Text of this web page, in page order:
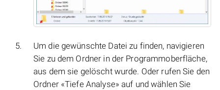
Um die gewünschte Datei zu finden, navigieren
Sie zu dem Ordner in der Programmoberfläche,
aus dem sie gelöscht wurde. Oder rufen Sie den
Ordner «Tiefe Analyse» auf und wählen Sie